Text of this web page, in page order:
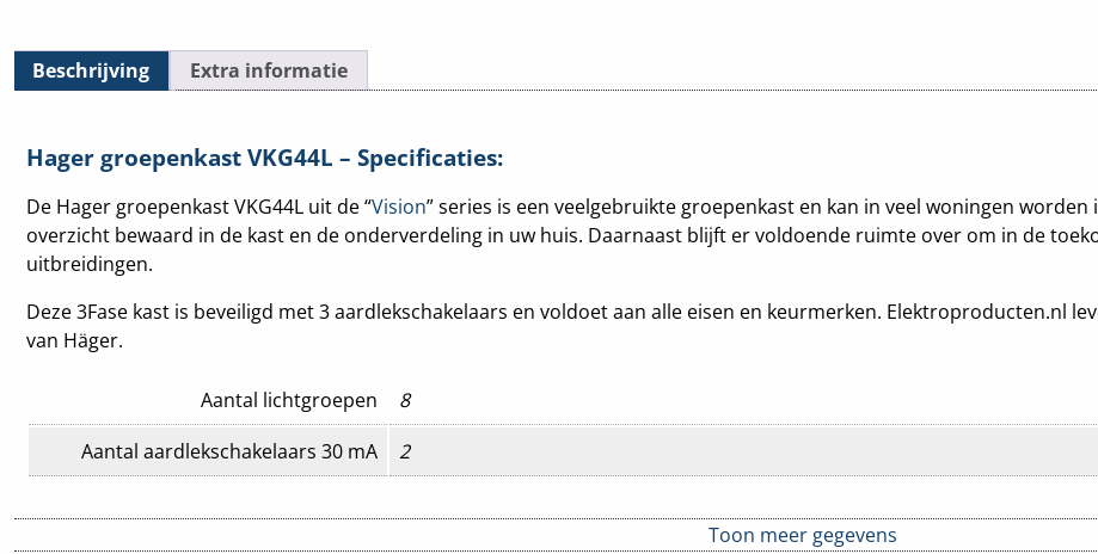
Beschrijving Extra informatie
Hager groepenkast VKG44L – Specificaties:
De Hager groepenkast VKG44L uit de “Vision” series is een veelgebruikte groepenkast en kan in veel woningen
overzicht bewaard in de kast en de onderverdeling in uw huis. Daarnaast blijft er voldoende ruimte over om in de
uitbreidingen.
Deze 3Fase kast is beveiligd met 3 aardlekschakelaars en voldoet aan alle eisen en keurmerken. Elektroproducten.nl
van Häger.
Aantal lichtgroepen
8
Aantal aardlekschakelaars 30 mA
2
Toon meer gegevens